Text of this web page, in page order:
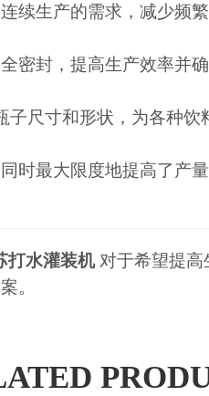
续生产的需求，减少频繁
密封，提高生产效率并确
尺寸和形状，为各种饮
时最大限度地提高了产
打水灌装机对于希望提高
。